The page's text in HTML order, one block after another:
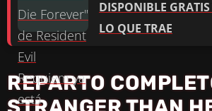
DISPONIBLE
LO QUE TRAE
REPARTO